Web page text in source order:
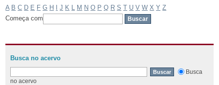
A B C D E F G H J K M N O P Q R S T U V W X Y Z
Começa com
Busca no acervo
Busca
no acervo